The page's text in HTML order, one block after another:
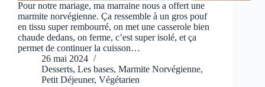
Pour notre mariage, ma marraine nous a offert une
marmite norvégienne. Ça ressemble à un gros pouf
en tissu super rembourré, on met une casserole bien
chaude dedans, on ferme, c’est super isolé, et ça
permet de continuer la cuisson…
26 mai 2024
Desserts, Les bases, Marmite Norvégienne,
Petit Déjeuner, Végétarien